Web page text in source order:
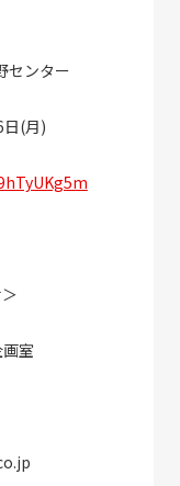
ンター
(月)
室